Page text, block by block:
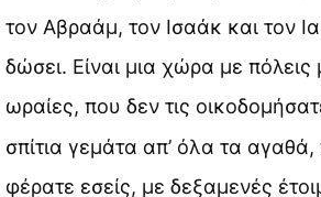
τον Αβραάμ, τον Ισαάκ και τον
δώσει. Είναι μια χώρα με πόλεις
ωραίες, που δεν τις
σπίτια γεμάτα απ’ όλα τα
φέρατε εσείς, με δεξαμενές